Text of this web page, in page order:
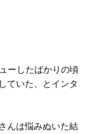
ーしたばかりの頃
ていた、とインタ
んは悩みぬいた結